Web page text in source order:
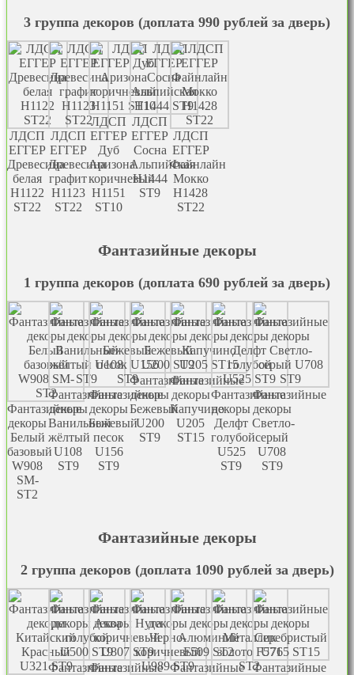
3 группа декоров (доплата 990 рублей за дверь)
ЛДСП
EГГЕР
Древесина
белая
Н1122
ST22
ЛДСП
EГГЕР
Древесина
графит
H1123
ST22
ЛДСП
EГГЕР
Дуб
Аризона
коричневый
H1151
ST10
ЛДСП
EГГЕР
Сосна
Альпийская
Н1444
ST9
ЛДСП
EГГЕР
Файнлайн
Мокко
H1428
ST22
Фантазийные декоры
1 группа декоров (доплата 690 рублей за дверь)
Фантазийные
декоры
Белый
базовый
W908
SM-
ST2
Фантазийные
декоры
Ванильный
жёлтый
U108
ST9
Фантазийные
декоры
Бежевый
песок
U156
ST9
Фантазийные
декоры
Бежевый
U200
ST9
Фантазийные
декоры
Капучино
U205
ST15
Фантазийные
декоры
Делфт
голубой
U525
ST9
Фантазийные
декоры
Светло-
серый
U708
ST9
Фантазийные декоры
2 группа декоров (доплата 1090 рублей за дверь)
ФантазийныеФантазийные Фантазийные Фантазийные